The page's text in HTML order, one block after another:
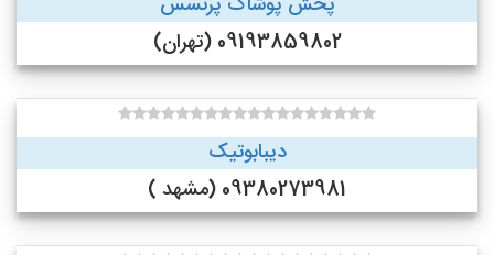
09193859802 (تهران)
دیبابوتیک
09380273981 (مشهد )